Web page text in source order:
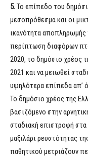
5.Το επίπεδο του
μεσοπρόθεσμα και οι
ικανότητα αποπληρωμής
περίπτωση διαφόρων
2020, το δημόσιο χρέος
2021 και να μειωθεί
υψηλότερα επίπεδα απ’
Το δημόσιο χρέος της
βασιζόμενο στην
σταδιακή επιστροφή
μαξιλάρι ρευστότητας
παθητικού μετριάζουν